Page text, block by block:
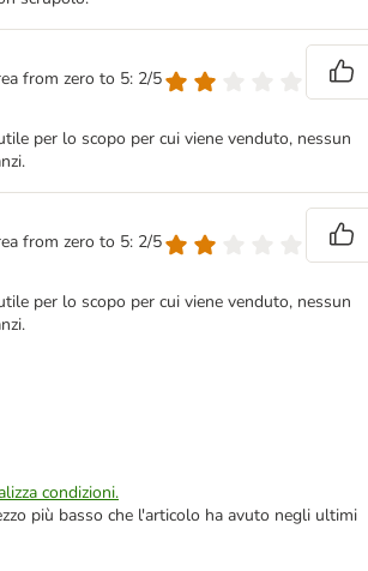
from zero to 5: 2/5
per lo scopo per cui viene venduto, nessun
from zero to 5: 2/5
per lo scopo per cui viene venduto, nessun
condizioni.
più basso che l'articolo ha avuto negli ultimi